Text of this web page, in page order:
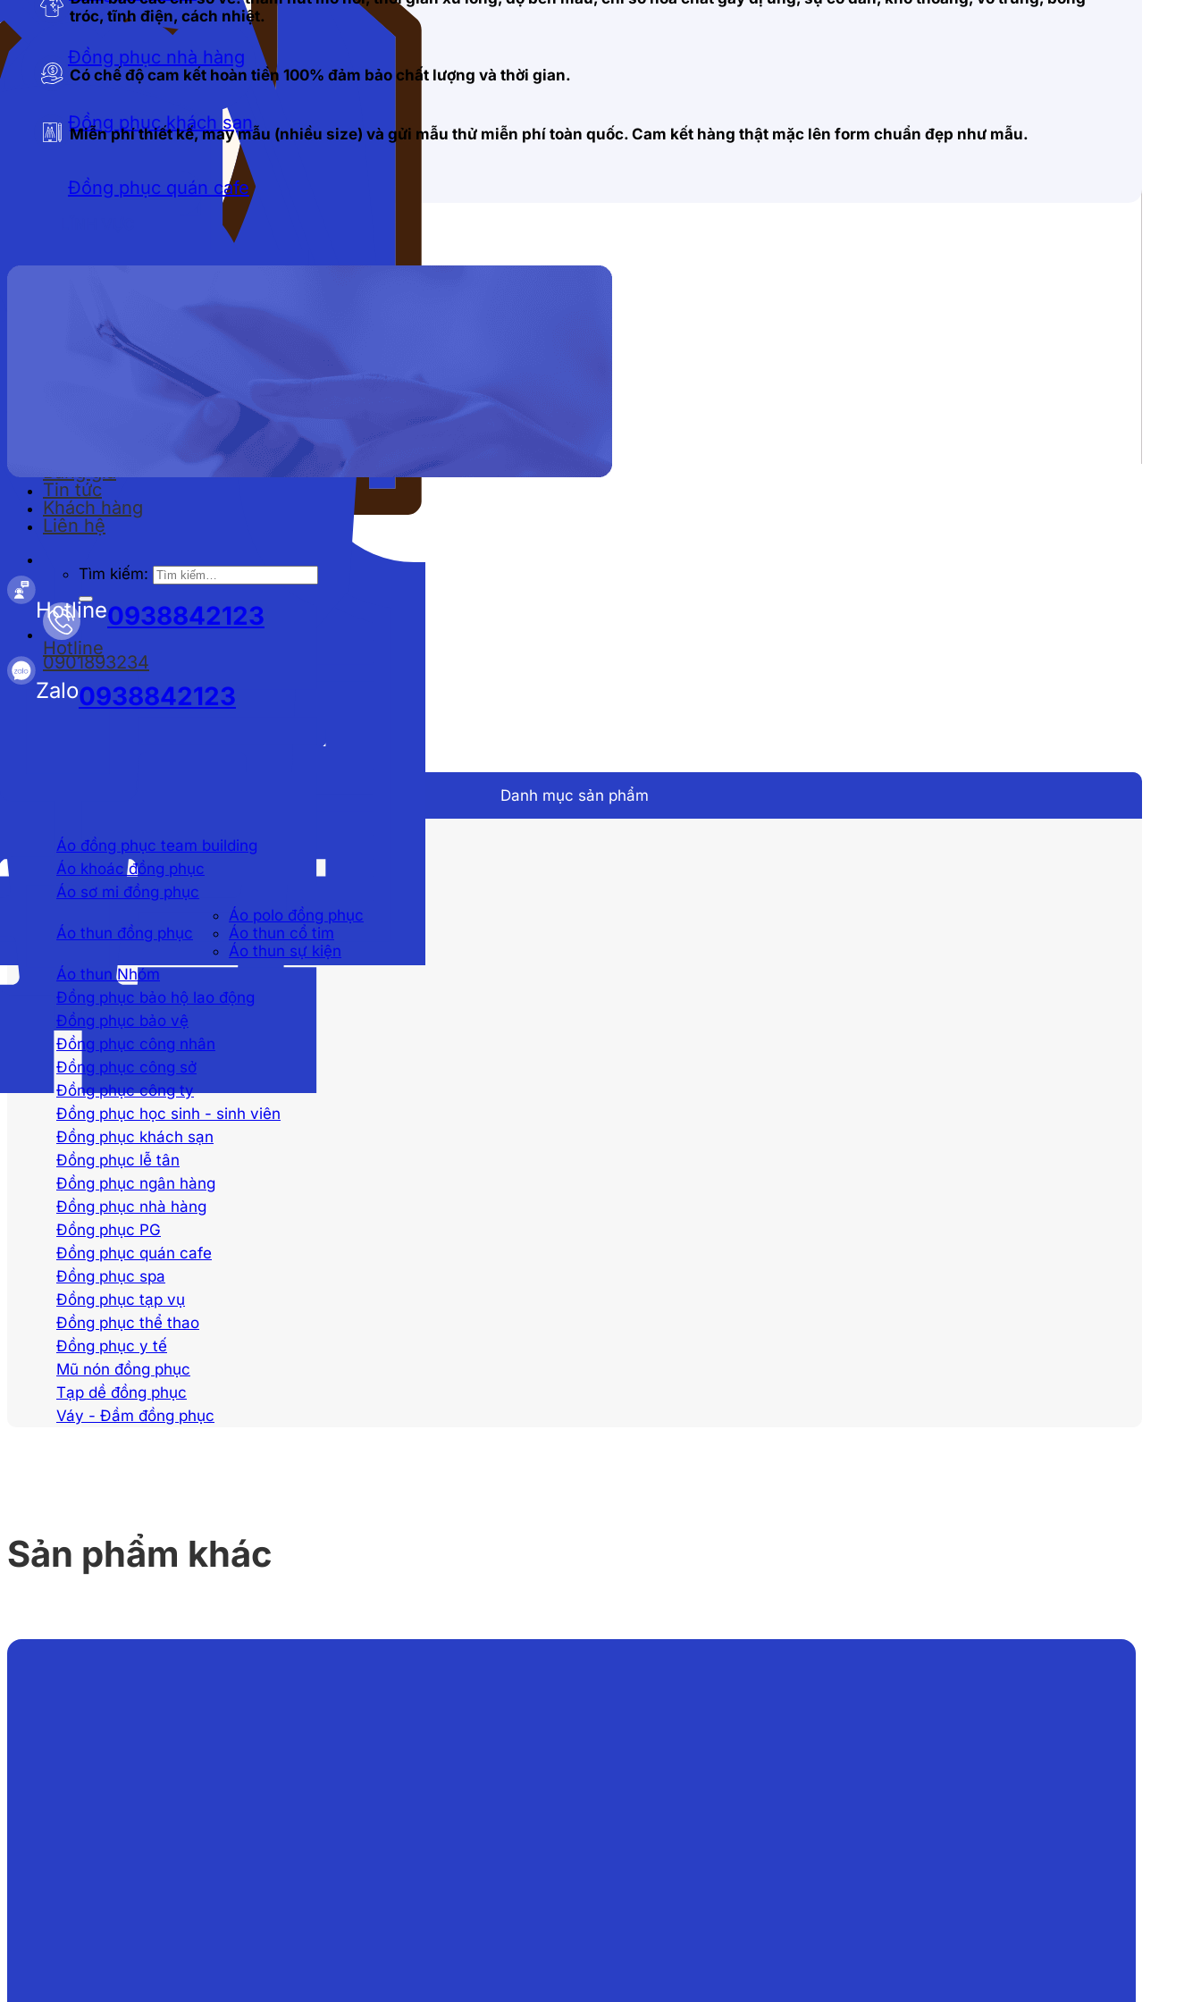
Đồng phục nhà hàng
Đồng phục khách sạn
Đồng phục quán cafe
Đồng phục bảo vệ
Đồng phục công nhân
Bảng giá
Tin tức
Khách hàng
Liên hệ
Tìm kiếm:
Hotline
0901893234
tróc, tĩnh điện, cách nhiệt.
Có chế độ cam kết hoàn tiền 100% đảm bảo chất lượng và thời gian.
Miễn phí thiết kế, may mẫu (nhiều size) và gửi mẫu thử miễn phí toàn quốc. Cam kết hàng thật mặc lên form chuẩn đẹp như mẫu.
Hotline0938842123
Zalo0938842123
Danh mục sản phẩm
Áo đồng phục team building
Áo khoác đồng phục
Áo sơ mi đồng phục
Áo thun đồng phục
Áo polo đồng phục
Áo thun cổ tim
Áo thun sự kiện
Áo thun Nhóm
Đồng phục bảo hộ lao động
Đồng phục bảo vệ
Đồng phục công nhân
Đồng phục công sở
Đồng phục công ty
Đồng phục học sinh - sinh viên
Đồng phục khách sạn
Đồng phục lễ tân
Đồng phục ngân hàng
Đồng phục nhà hàng
Đồng phục PG
Đồng phục quán cafe
Đồng phục spa
Đồng phục tạp vụ
Đồng phục thể thao
Đồng phục y tế
Mũ nón đồng phục
Tạp dề đồng phục
Váy - Đầm đồng phục
Sản phẩm khác